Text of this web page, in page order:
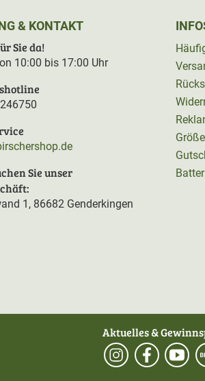
& KONTAKT
Sie da!
10:00 bis 17:00 Uhr
Sie unser
1, 86682 Genderkingen
Aktuelles &